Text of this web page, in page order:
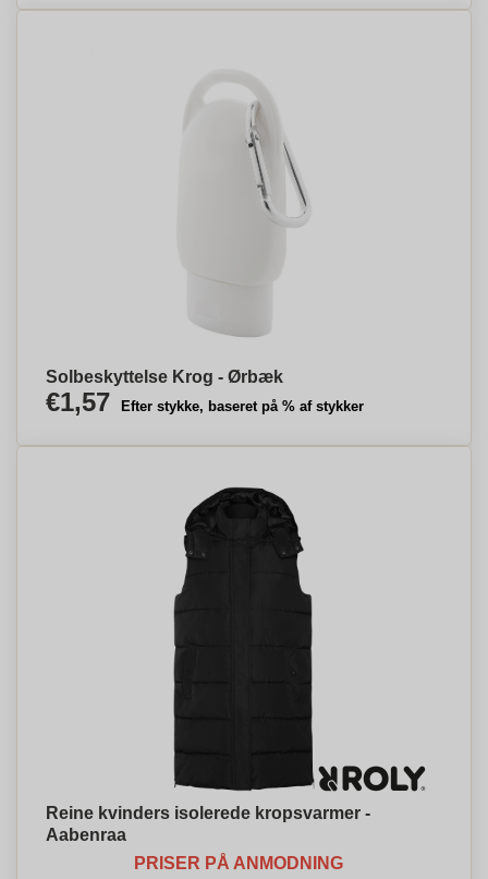
Solbeskyttelse Krog - Ørbæk
€1,57 Efter stykke, baseret på % af stykker
Reine kvinders isolerede kropsvarmer -
Aabenraa
PRISER PÅ ANMODNING